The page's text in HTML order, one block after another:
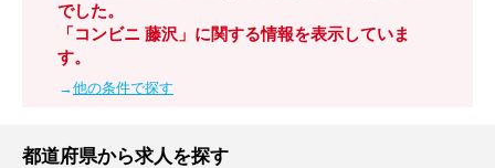
でした。
「コンビニ 藤沢」に関する情報を表示していま
す。
→他の条件で探す
都道府県から求人を探す